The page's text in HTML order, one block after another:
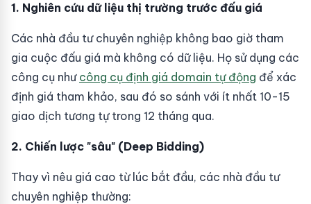
1. Nghiên cứu dữ liệu thị trường trước đấu giá
Các nhà đầu tư chuyên nghiệp không bao giờ tham
gia cuộc đấu giá mà không có dữ liệu. Họ sử dụng các
công cụ như công cụ định giá domain tự động để xác
định giá tham khảo, sau đó so sánh với ít nhất 10-15
giao dịch tương tự trong 12 tháng qua.
2. Chiến lược "sâu" (Deep Bidding)
Thay vì nêu giá cao từ lúc bắt đầu, các nhà đầu tư
chuyên nghiệp thường: